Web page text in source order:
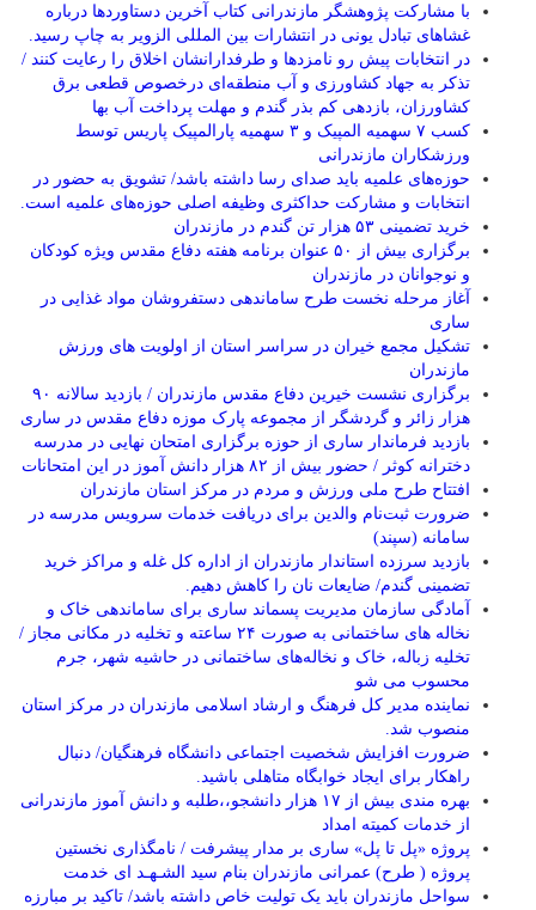
با مشارکت پژوهشگر مازندرانی كتاب آخرین دستاوردها درباره
غشاهای تبادل یونی در انتشارات بین المللی الزویر به چاپ رسید.
در انتخابات پیش رو نامزدها و طرفدارانشان اخلاق را رعایت کنند /
تذکر به جهاد کشاورزی و آب منطقه‌ای درخصوص قطعی برق
کشاورزان، بازدهی کم بذر گندم و مهلت پرداخت آب بها
کسب ۷ سهمیه المپیک و ۳ سهمیه پارالمپیک پاریس توسط
ورزشکاران مازندرانی
حوزه‌های علمیه باید صدای رسا داشته باشد/ تشویق به حضور در
انتخابات و مشارکت حداکثری وظیفه اصلی حوزه‌های علمیه است.
خرید تضمینی ۵۳ هزار تن گندم در مازندران
برگزاری بیش از ۵۰ عنوان برنامه هفته دفاع مقدس ویژه کودکان
و نوجوانان در مازندران
آغاز مرحله نخست طرح ساماندهی دستفروشان مواد غذایی در
ساری
تشکیل مجمع خیران در سراسر استان از اولویت های ورزش
مازندران
برگزاری نشست خیرین دفاع مقدس مازندران / بازدید سالانه ۹۰
هزار زائر و گردشگر از مجموعه پارک موزه دفاع مقدس در ساری
بازدید فرماندار ساری از حوزه برگزاری امتحان نهایی در مدرسه
دخترانه کوثر / حضور بیش از ۸۲ هزار دانش آموز در این امتحانات
افتتاح طرح ملی ورزش و مردم در مرکز استان مازندران
ضرورت ثبت‌نام والدین برای دریافت خدمات سرویس مدرسه در
سامانه (سپند)
بازدید سرزده استاندار مازندران از اداره کل غله و مراکز خرید
تضمینی گندم/ ضایعات نان را کاهش دهیم.
آمادگی سازمان مدیریت پسماند ساری برای ساماندهی خاک و
نخاله های ساختمانی به صورت ۲۴ ساعته و تخلیه در مکانی مجاز /
تخلیه زباله، خاک و نخاله‌های ساختمانی در حاشیه شهر، جرم
محسوب می شو
نماینده مدیر کل فرهنگ و ارشاد اسلامی مازندران در مرکز استان
منصوب شد.
ضرورت افزایش شخصیت اجتماعی دانشگاه فرهنگیان/ دنبال
راهکار برای ایجاد خوابگاه متاهلی باشید.
بهره مندی بیش از ۱۷ هزار دانشجو،،طلبه و دانش آموز مازندرانی
از خدمات کمیته امداد
پروژه «پل تا پل» ساری بر مدار پیشرفت / نامگذاری نخستین
پروژه ( طرح) عمرانی مازندران بنام سید الشـهـد ای خدمت
سواحل مازندران باید یک تولیت خاص داشته باشد/ تاکید بر مبارزه